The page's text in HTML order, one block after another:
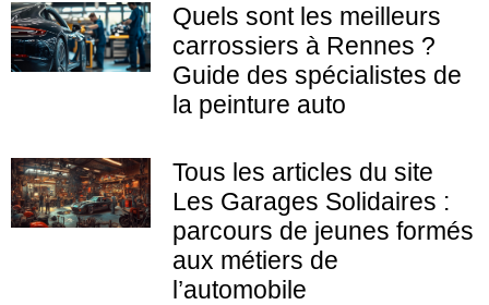
Quels sont les meilleurs
carrossiers à Rennes ?
Guide des spécialistes de
la peinture auto
Tous les articles du site
Les Garages Solidaires :
parcours de jeunes formés
aux métiers de
l’automobile